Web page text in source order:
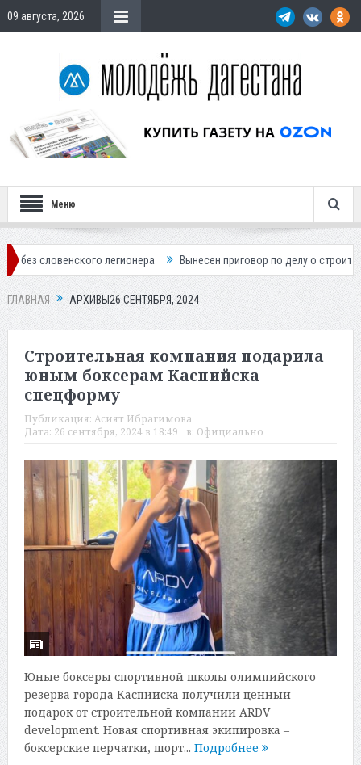
09 августа, 2026
Меню
легионера Вынесен приговор по делу о строительстве гостиницы
ГЛАВНАЯ АРХИВЫ26 СЕНТЯБРЯ, 2024
Строительная компания подарила
юным боксерам Каспийска
спецформу
Публикация: Асият Ибрагимова
Дата: 26 сентября, 2024 в 18:49 в: Официально
Юные боксеры спортивной школы олимпийского
резерва города Каспийска получили ценный
подарок от строительной компании ARDV
development. Новая спортивная экипировка –
боксерские перчатки, шорт... Подробнее